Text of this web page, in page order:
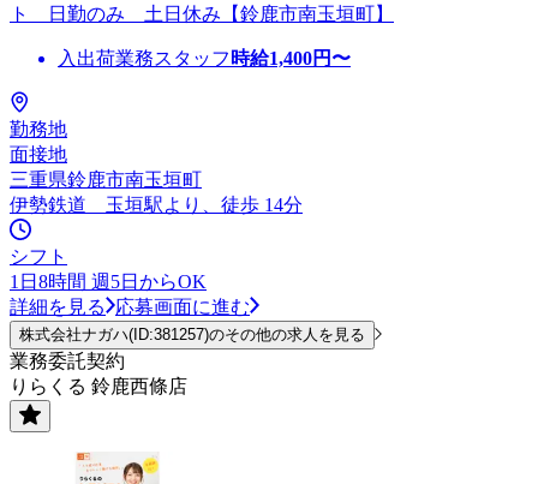
ト 日勤のみ 土日休み【鈴鹿市南玉垣町】
入出荷業務スタッフ 時給1,400円〜
勤務地
面接地
三重県鈴鹿市南玉垣町
伊勢鉄道 玉垣駅より、徒歩 14分
シフト
1日8時間 週5日からOK
詳細を見る
応募画面に進む
株式会社ナガハ(ID:381257)のその他の求人を見る
業務委託契約
りらくる 鈴鹿西條店